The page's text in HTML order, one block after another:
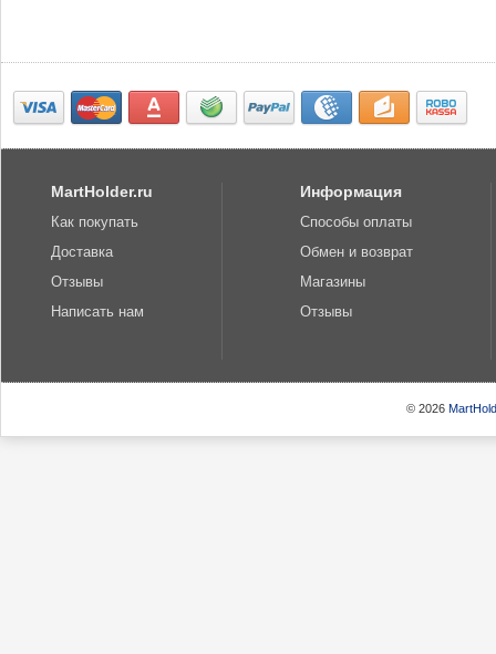
MartHolder.ru
Как покупать
Доставка
Отзывы
Написать нам
Информация
Способы оплаты
Обмен и возврат
Магазины
Отзывы
© 2026